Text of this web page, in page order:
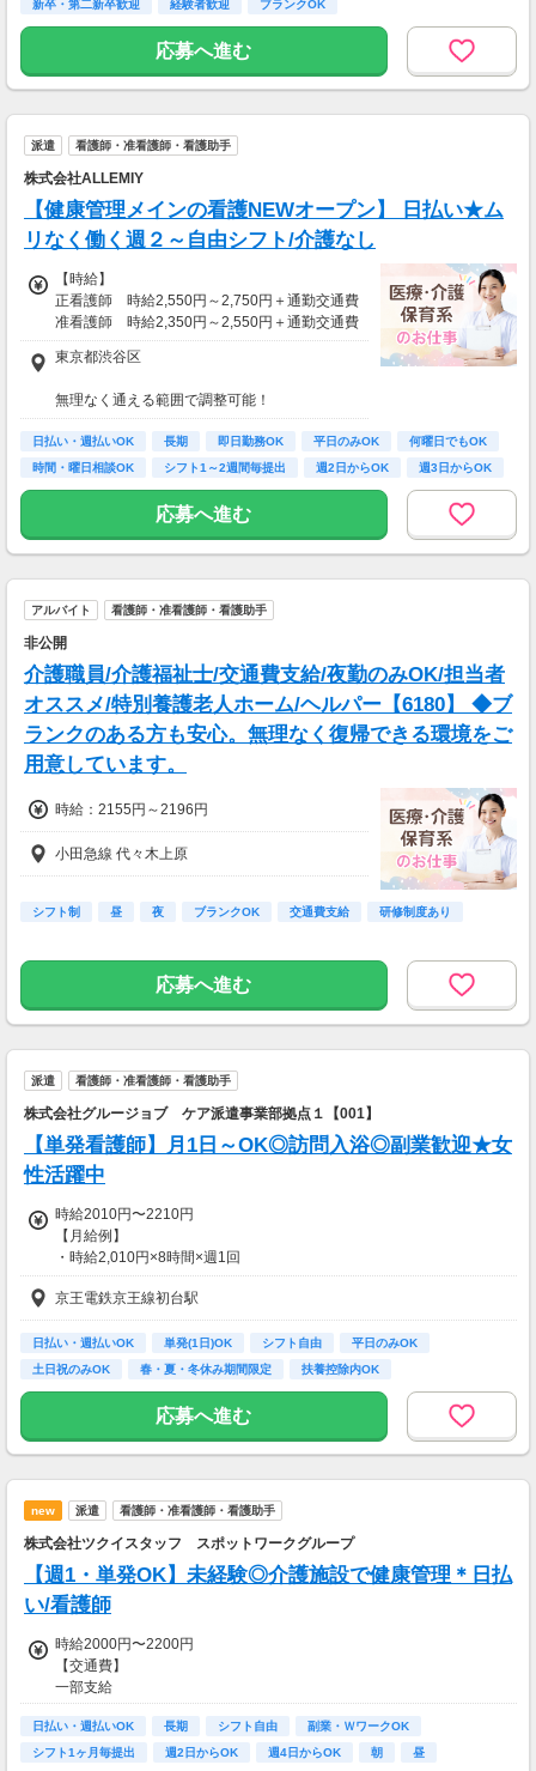
新卒・第二新卒歓迎 経験者歓迎 ブランクOK
応募へ進む
派遣 看護師・准看護師・看護助手
株式会社ALLEMIY
【健康管理メインの看護NEWオープン】 日払い★ム
リなく働く週２～自由シフト/介護なし
【時給】
正看護師 時給2,550円～2,750円＋通勤交通費
准看護師 時給2,350円～2,550円＋通勤交通費
※経験資格によって変動有
月収例：時給2750円、1日8h、22日勤務=48万
4,000円
東京都渋谷区
無理なく通える範囲で調整可能！
※受動喫煙対策有（屋内禁煙）
【アクセス】
ライフスタイルに合わせて通勤方法を選べる＊
マイカー・バイク・自転車での通勤も可能◎
※規定有、ご希望の際はご相談ください！
日払い・週払いOK 長期 即日勤務OK 平日のみOK
何曜日でもOK
時間・曜日相談OK
シフト1～2週間毎提出 週2日からOK 週3日からOK
応募へ進む
アルバイト 看護師・准看護師・看護助手
非公開
介護職員/介護福祉士/交通費支給/夜勤のみOK/担当者
オススメ/特別養護老人ホーム/ヘルパー【6180】 ◆ブ
ランクのある方も安心。無理なく復帰できる環境をご
用意しています。
時給：2155円～2196円
小田急線 代々木上原
シフト制 昼 夜 ブランクOK 交通費支給 研修制度あり
応募へ進む
派遣 看護師・准看護師・看護助手
株式会社グルージョブ ケア派遣事業部拠点１【001】
【単発看護師】月1日～OK◎訪問入浴◎副業歓迎★女
性活躍中
時給2010円〜2210円
【月給例】
・時給2,010円×8時間×週1回
…月額64,320円
※月4週で計算した場合
■日払い・週払いあり
■残業代支給別途
京王電鉄京王線初台駅
日払い・週払いOK 単発(1日)OK シフト自由
平日のみOK
土日祝のみOK
春・夏・冬休み期間限定
扶養控除内OK
副業・ＷワークOK
週1日からOK
応募へ進む
new 派遣 看護師・准看護師・看護助手
株式会社ツクイスタッフ スポットワークグループ
【週1・単発OK】未経験◎介護施設で健康管理＊日払
い/看護師
時給2000円〜2200円
【交通費】
一部支給
日払い・週払いOK 長期 シフト自由
副業・ＷワークOK
シフト1ヶ月毎提出
週2日からOK 週4日からOK 朝 昼